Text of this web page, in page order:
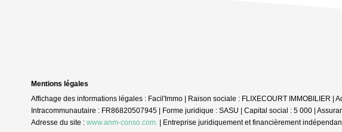
Mentions légales
Affichage des informations légales : Facil'Immo | Raison sociale : FLIXECOURT IMMOBILIER
Intracommunautaire : FR86820507945 | Forme juridique : SASU | Capital social : 5 000 |
Adresse du site : www.anm-conso.com. Entreprise juridiquement et financièrement